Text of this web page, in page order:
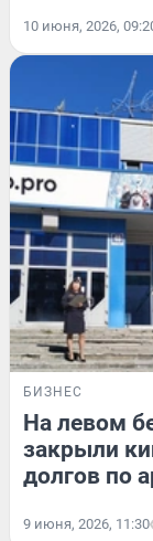
10 июня, 2026,
БИЗНЕС
На левом
закрыли
долгов по
9 июня, 2026, 11:30